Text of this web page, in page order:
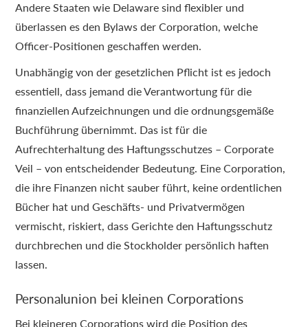
Andere Staaten wie Delaware sind flexibler und
überlassen es den Bylaws der Corporation, welche
Officer-Positionen geschaffen werden.
Unabhängig von der gesetzlichen Pflicht ist es jedoch
essentiell, dass jemand die Verantwortung für die
finanziellen Aufzeichnungen und die ordnungsgemäße
Buchführung übernimmt. Das ist für die
Aufrechterhaltung des Haftungsschutzes – Corporate
Veil – von entscheidender Bedeutung. Eine Corporation,
die ihre Finanzen nicht sauber führt, keine ordentlichen
Bücher hat und Geschäfts- und Privatvermögen
vermischt, riskiert, dass Gerichte den Haftungsschutz
durchbrechen und die Stockholder persönlich haften
lassen.
Personalunion bei kleinen Corporations
Bei kleineren Corporations wird die Position des